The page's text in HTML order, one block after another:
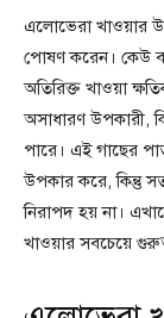
এলোভেরা খাওয়ার
পোষণ করেন। কেউ
অতিরিক্ত খাওয়া
অসাধারণ উপকারী,
পারে। এই গাছের
উপকার করে, কিন্তু
নিরাপদ হয় না।
খাওয়ার সবচেয়ে